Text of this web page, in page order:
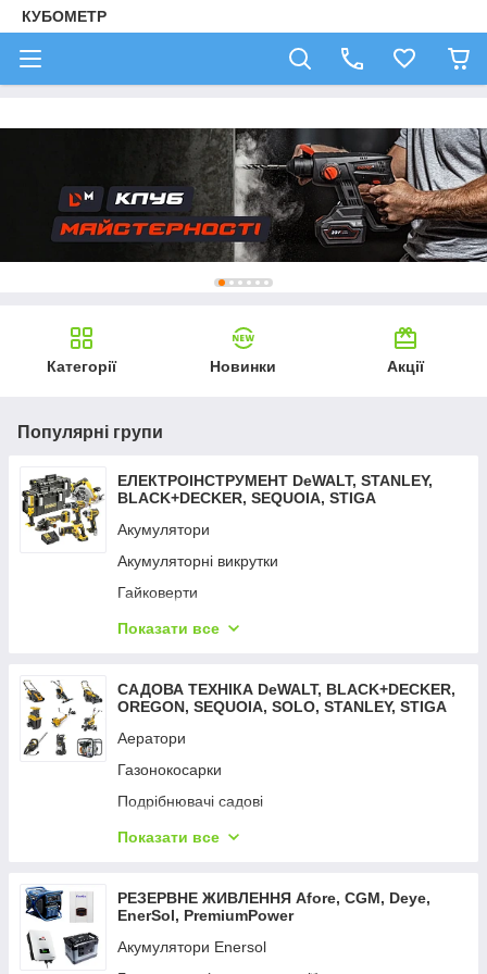
КУБОМЕТР
Категорії Новинки Акції
Популярні групи
ЕЛЕКТРОІНСТРУМЕНТ DeWALT, STANLEY,
BLACK+DECKER, SEQUOIA, STIGA
Акумулятори
Акумуляторні викрутки
Гайковерти
Дрилі — шурупокрути
Детектори тепла
Зарядні пристрої
Вимірювальні інструменти
Фарбопульти
Відбійні молотки
Мультифункційний інструмент
Перфоратори
Пили
Показати все
САДОВА ТЕХНІКА DeWALT, BLACK+DECKER,
OREGON, SEQUOIA, SOLO, STANLEY, STIGA
Аератори
Газонокосарки
Подрібнювачі садові
Кущорізи та ножиці
Мийки високого тиску
Мотопомпи
Насоси поверхневі
Показати все
РЕЗЕРВНЕ ЖИВЛЕННЯ Aforе, CGM, Deye,
EnerSol, PremiumPower
Акумулятори Enersol